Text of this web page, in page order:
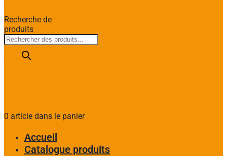
Recherche de
produits
0 article dans le panier
Accueil
Catalogue produits